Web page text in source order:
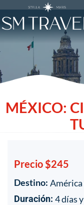
MÉXICO:
Precio $245
Destino: América
Duración: 4 días